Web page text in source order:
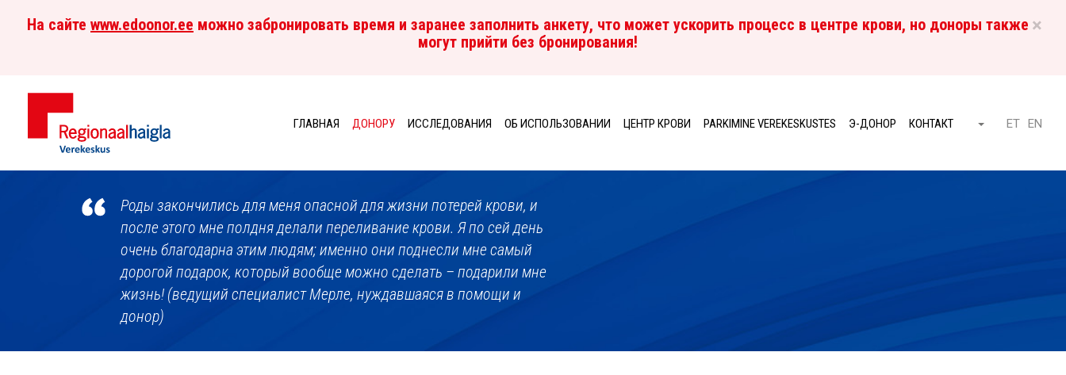
×
На сайте www.edoonor.ee можно забронировать время и заранее заполнить анкету, что может ускорить процесс в центре крови, но доноры также
могут прийти без бронирования!
Центр
крови
ГЛАВНАЯ ДОНОРУ ИССЛЕДОВАНИЯ ОБ ИСПОЛЬЗОВАНИИ ЦЕНТР КРОВИ PARKIMINE VEREKESKUSTES Э-ДОНОР КОНТАКТ Otsi ET
RU EN
Роды закончились для меня опасной для жизни потерей крови, и
после этого мне полдня делали переливание крови. Я по сей день
очень благодарна этим людям; именно они поднесли мне самый
дорогой подарок, который вообще можно сделать – подарили мне
жизнь! (ведущий специалист Мерле, нуждавшаяся в помощи и
донор)